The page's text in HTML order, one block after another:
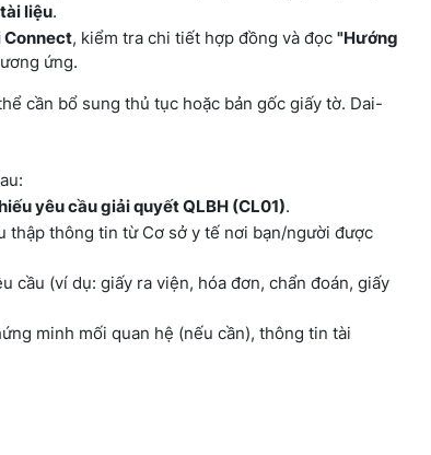
liệu.
Connect, kiểm tra chi tiết hợp đồng và đọc "Hướng
ứng.
cần bổ sung thủ tục hoặc bản gốc giấy tờ. Dai-
yêu cầu giải quyết QLBH (CL01).
thập thông tin từ Cơ sở y tế nơi bạn/người được
cầu (ví dụ: giấy ra viện, hóa đơn, chẩn đoán, giấy
minh mối quan hệ (nếu cần), thông tin tài